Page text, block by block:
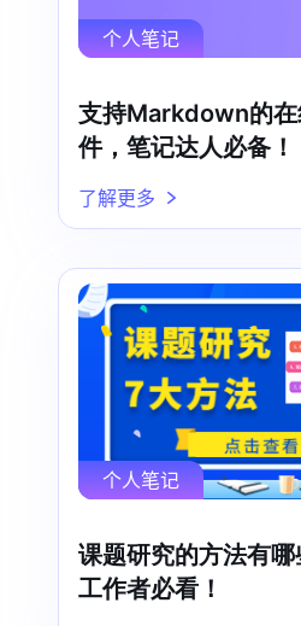
个人笔记
支持Markdown的在
件，笔记达人必备！
了解更多
个人笔记
课题研究的方法有
工作者必看！